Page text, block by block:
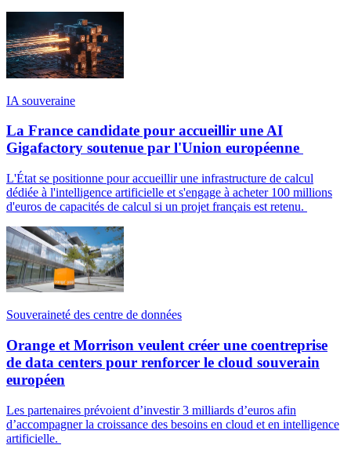
IA souveraine
La France candidate pour accueillir une AI
Gigafactory soutenue par l'Union européenne
L'État se positionne pour accueillir une infrastructure de calcul
dédiée à l'intelligence artificielle et s'engage à acheter 100 millions
d'euros de capacités de calcul si un projet français est retenu.
Souveraineté des centre de données
Orange et Morrison veulent créer une coentreprise
de data centers pour renforcer le cloud souverain
européen
Les partenaires prévoient d’investir 3 milliards d’euros afin
d’accompagner la croissance des besoins en cloud et en intelligence
artificielle.